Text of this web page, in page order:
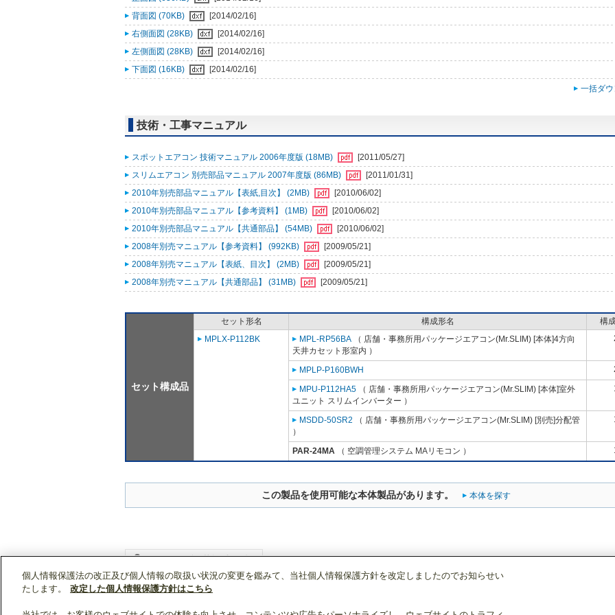
背面図 (70KB)
[2014/02/16]
右側面図 (28KB)
[2014/02/16]
左側面図 (28KB)
[2014/02/16]
下面図 (16KB)
[2014/02/16]
一括ダ
技術・工事マニュアル
スポットエアコン 技術マニュアル 2006年度版 (18MB)
[2011/05/27]
スリムエアコン 別売部品マニュアル 2007年度版 (86MB)
[2011/01/31]
2010年別売部品マニュアル【表紙,目次】 (2MB)
[2010/06/02]
2010年別売部品マニュアル【参考資料】 (1MB)
[2010/06/02]
2010年別売部品マニュアル【共通部品】 (54MB)
[2010/06/02]
2008年別売マニュアル【参考資料】 (992KB)
[2009/05/21]
2008年別売マニュアル【表紙、目次】 (2MB)
[2009/05/21]
2008年別売マニュアル【共通部品】 (31MB)
[2009/05/21]
セット構成品
セット形名 構成形名
構
MPLX-P112BK
MPL-RP56BA （ 店舗・事務所用パッケージエアコン(Mr.SLIM) [本体]4方向
天井カセット形室内 ）
MPLP-P160BWH
MPU-P112HA5 （ 店舗・事務所用パッケージエアコン(Mr.SLIM) [本体]室外
ユニット スリムインバーター ）
MSDD-50SR2 （ 店舗・事務所用パッケージエアコン(Mr.SLIM) [別売]分配管
）
PAR-24MA （ 空調管理システム MAリモコン ）
この製品を使用可能な本体製品があります。 本体を探す
WIN2Kトップ 製品情報
個人情報保護法の改正及び個人情報の取扱い状況の変更を鑑みて、当社個人情報保護方針を改定しましたのでお知らせい
たします。
改定した個人情報保護方針はこちら